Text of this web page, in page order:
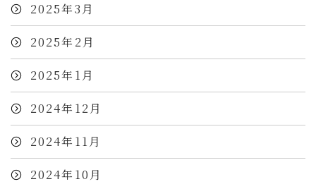
2025年3月
2025年2月
2025年1月
2024年12月
2024年11月
2024年10月